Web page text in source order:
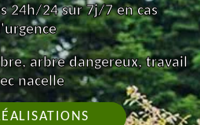
24h/24 sur 7j/7 en cas
arbre dangereux, travail
nacelle